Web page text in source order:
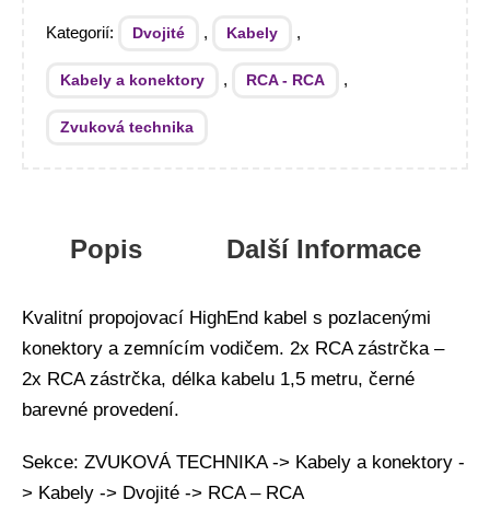
Kategorií: Dvojité , Kabely ,
Kabely a konektory , RCA - RCA ,
Zvuková technika
Popis Další Informace
Kvalitní propojovací HighEnd kabel s pozlacenými
konektory a zemnícím vodičem. 2x RCA zástrčka –
2x RCA zástrčka, délka kabelu 1,5 metru, černé
barevné provedení.
Sekce: ZVUKOVÁ TECHNIKA -> Kabely a konektory -
> Kabely -> Dvojité -> RCA – RCA